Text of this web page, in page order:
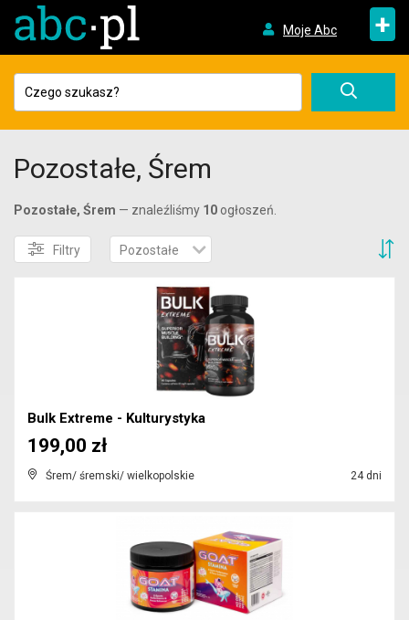
Moje Abc +
Pozostałe, Śrem
Pozostałe, Śrem — znaleźliśmy 10 ogłoszeń.
Filtry Pozostałe
Bulk Extreme - Kulturystyka
Śrem/ śremski/ wielkopolskie 24 dni
199,00 zł